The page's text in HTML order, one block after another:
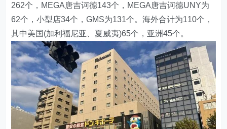
262个，MEGA唐吉诃德143个，MEGA唐吉诃德UNY为
62个，小型店34个，GMS为131个。海外合计为110个，
其中美国(加利福尼亚、夏威夷)65个，亚洲45个。